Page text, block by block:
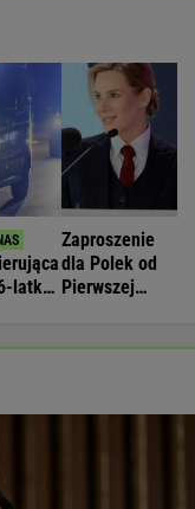
latkę.
Zaproszenie
dla Polek od
Pierwszej